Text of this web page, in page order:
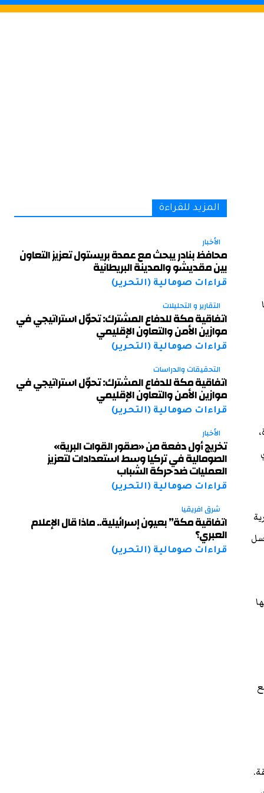
المزيد للقراءة
الأخبار
محافظ بنادر يبحث مع عمدة بريستول تعزيز التعاون
بين مقديشو والمدينة البريطانية
قراءات صومالية (التحرير)
التقارير و التحليلات
اتفاقية مكة للدفاع المشترك: تحوّل استراتيجي في
موازين الأمن والتعاون الإقليمي
قراءات صومالية (التحرير)
التحقيقات والدراسات
اتفاقية مكة للدفاع المشترك: تحوّل استراتيجي في
موازين الأمن والتعاون الإقليمي
قراءات صومالية (التحرير)
الأخبار
تخريج أول دفعة من «صقور القوات البرية»
الصومالية في تركيا وسط استعدادات لتعزيز
العمليات ضد حركة الشباب
قراءات صومالية (التحرير)
شرق افريقيا
اتفاقية مكة” بعيون إسرائيلية.. ماذا قال الإعلام
العبري؟
قراءات صومالية (التحرير)